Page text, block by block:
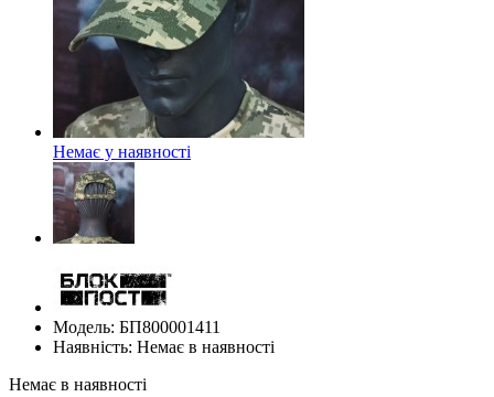
Немає у наявності
Модель: БП800001411
Наявність: Немає в наявності
Немає в наявності